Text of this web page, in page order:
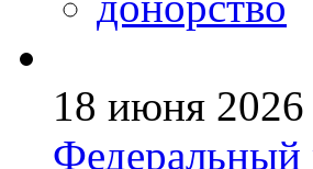
18 июня 2026
Федеральный